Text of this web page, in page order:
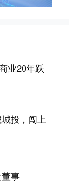
业20年跃
投，闯上
事